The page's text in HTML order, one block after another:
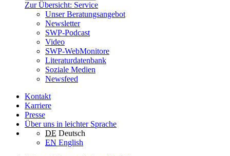
Zur Übersicht: Service
Unser Beratungsangebot
Newsletter
SWP-Podcast
Video
SWP-WebMonitore
Literaturdatenbank
Soziale Medien
Newsfeed
Kontakt
Karriere
Presse
Über uns in leichter Sprache
DE Deutsch
EN English